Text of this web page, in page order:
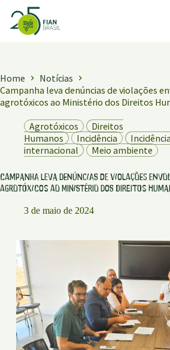
para
Home
Notícias
Campanha leva denúncias de violações
agrotóxicos ao Ministério dos Direitos
Agrotóxicos
Direitos
Humanos
Incidência
Incidência
internacional
Meio ambiente
Campanha leva denúncias de violações
agrotóxicos ao Ministério dos Direitos
3 de maio de 2024